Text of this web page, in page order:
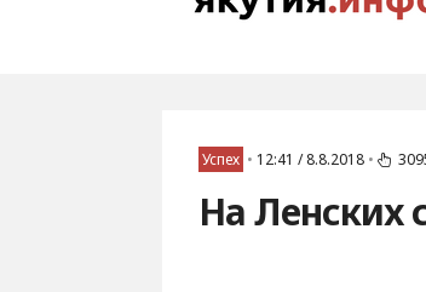
Успех • 12:41 / 8.8.2018 •
На Ленских